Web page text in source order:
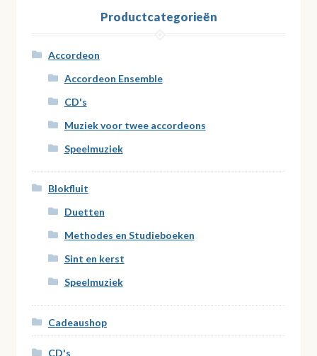
Productcategorieën
Accordeon
Accordeon Ensemble
CD's
Muziek voor twee accordeons
Speelmuziek
Blokfluit
Duetten
Methodes en Studieboeken
Sint en kerst
Speelmuziek
Cadeaushop
CD's